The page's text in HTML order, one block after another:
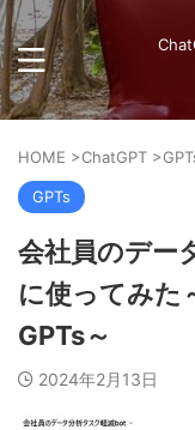
HOME >ChatGPT >
GPTs
会社員のデー
に使ってみた
GPTs～
2024年2月13日